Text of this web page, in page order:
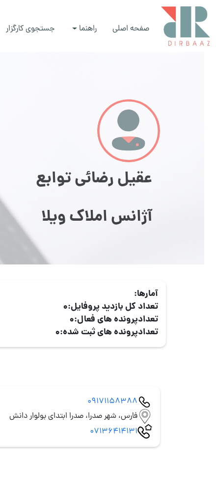
صفحه اصلی راهنما جستجوی کارگزار
عقیل رضائی توابع
آژانس املاک ویلا
آمارها:
تعداد کل بازدید پروفایل:0
تعدادپرونده های فعال:0
تعدادپرونده های ثبت شده:0
09171158388
فارس، شهر صدرا، صدرا ابتدای بولوار دانش
07136414131